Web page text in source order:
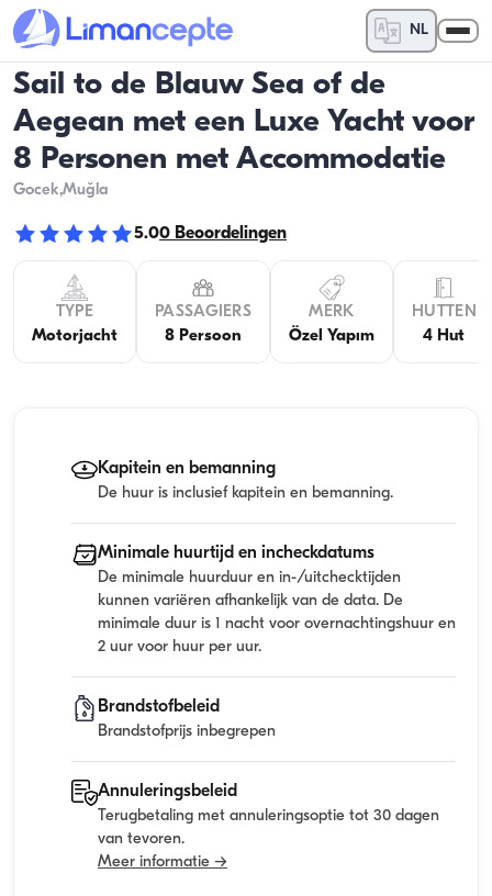
NL
Sail to de Blauw Sea of ​​de
Aegean met een Luxe Yacht voor
8 Personen met Accommodatie
Gocek,Muğla
5.00 Beoordelingen
TYPE
Motorjacht
PASSAGIERS
8 Persoon
MERK
Özel Yapım
HUTTEN
4 Hut
Kapitein en bemanning
De huur is inclusief kapitein en bemanning.
Minimale huurtijd en incheckdatums
De minimale huurduur en in-/uitchecktijden
kunnen variëren afhankelijk van de data. De
minimale duur is 1 nacht voor overnachtingshuur en
2 uur voor huur per uur.
Brandstofbeleid
Brandstofprijs inbegrepen
Annuleringsbeleid
Terugbetaling met annuleringsoptie tot 30 dagen
van tevoren.
Meer informatie →